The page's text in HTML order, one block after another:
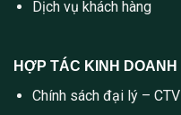
Dịch vụ khách hàng
HỢP TÁC KINH DOANH
Chính sách đại lý – CTV